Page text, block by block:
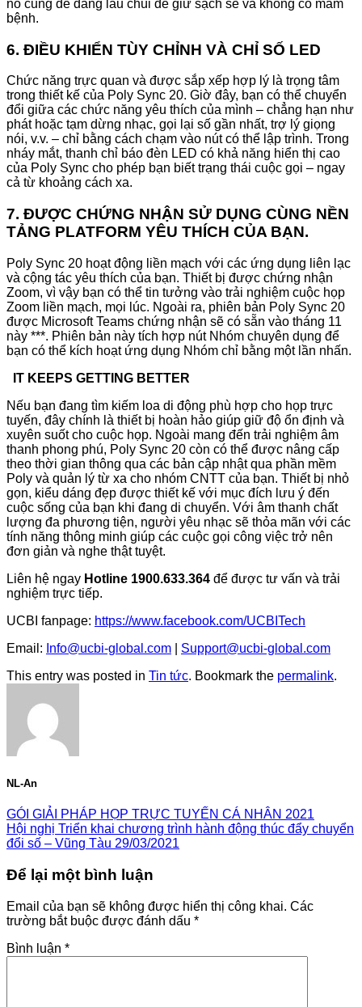
nó cũng dễ dàng lau chùi để giữ sạch sẽ và không có mầm
bệnh.
6. ĐIỀU KHIỂN TÙY CHỈNH VÀ CHỈ SỐ LED
Chức năng trực quan và được sắp xếp hợp lý là trọng tâm
trong thiết kế của Poly Sync 20. Giờ đây, bạn có thể chuyển
đổi giữa các chức năng yêu thích của mình – chẳng hạn như
phát hoặc tạm dừng nhạc, gọi lại số gần nhất, trợ lý giọng
nói, v.v. – chỉ bằng cách chạm vào nút có thể lập trình. Trong
nháy mắt, thanh chỉ báo đèn LED có khả năng hiển thị cao
của Poly Sync cho phép bạn biết trạng thái cuộc gọi – ngay
cả từ khoảng cách xa.
7. ĐƯỢC CHỨNG NHẬN SỬ DỤNG CÙNG NỀN
TẢNG PLATFORM YÊU THÍCH CỦA BẠN.
Poly Sync 20 hoạt động liền mạch với các ứng dụng liên lạc
và cộng tác yêu thích của bạn. Thiết bị được chứng nhận
Zoom, vì vậy bạn có thể tin tưởng vào trải nghiệm cuộc họp
Zoom liền mạch, mọi lúc. Ngoài ra, phiên bản Poly Sync 20
được Microsoft Teams chứng nhận sẽ có sẵn vào tháng 11
này ***. Phiên bản này tích hợp nút Nhóm chuyên dụng để
bạn có thể kích hoạt ứng dụng Nhóm chỉ bằng một lần nhấn.
IT KEEPS GETTING BETTER
Nếu bạn đang tìm kiếm loa di động phù hợp cho họp trực
tuyến, đây chính là thiết bị hoàn hảo giúp giữ độ ổn định và
xuyên suốt cho cuộc họp. Ngoài mang đến trải nghiệm âm
thanh phong phú, Poly Sync 20 còn có thể được nâng cấp
theo thời gian thông qua các bản cập nhật qua phần mềm
Poly và quản lý từ xa cho nhóm CNTT của bạn. Thiết bị nhỏ
gọn, kiểu dáng đẹp được thiết kế với mục đích lưu ý đến
cuộc sống của bạn khi đang di chuyển. Với âm thanh chất
lượng đa phương tiện, người yêu nhạc sẽ thỏa mãn với các
tính năng thông minh giúp các cuộc gọi công việc trở nên
đơn giản và nghe thật tuyệt.
Liên hệ ngay Hotline 1900.633.364 để được tư vấn và trải
nghiệm trực tiếp.
UCBI fanpage: https://www.facebook.com/UCBITech
Email: Info@ucbi-global.com
Support@ucbi-global.com
This entry was posted in Tin tức. Bookmark the permalink.
NL-An
GÓI GIẢI PHÁP HỌP TRỰC TUYẾN CÁ NHÂN 2021
Hội nghị Triển khai chương trình hành động thúc đẩy chuyển
đổi số – Vũng Tàu 29/03/2021
Để lại một bình luận
Email của bạn sẽ không được hiển thị công khai. Các
trường bắt buộc được đánh dấu *
Bình luận *